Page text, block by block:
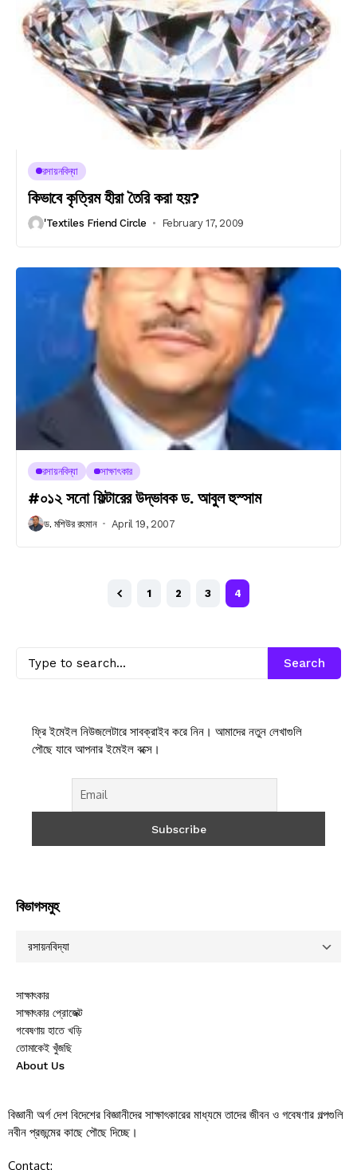
রসায়নবিদ্যা
কিভাবে কৃত্রিম হীরা তৈরি করা হয়?
'Textiles Friend Circle February 17, 2009
রসায়নবিদ্যা সাক্ষাৎকার
#০১২ সনো ফিল্টারের উদ্ভাবক ড. আবুল হুস্সাম
ড. মশিউর রহমান April 19, 2007
1 2 3 4
Search
ফ্রি ইমেইল নিউজলেটারে সাবক্রাইব করে নিন। আমাদের নতুন লেখাগুলি
পৌছে যাবে আপনার ইমেইল বক্সে।
বিভাগসমুহ
সাক্ষাৎকার
সাক্ষাৎকার প্রোজেক্ট
গবেষণায় হাতে খড়ি
তোমাকেই খুঁজছি
About Us
বিজ্ঞানী অর্গ দেশ বিদেশের বিজ্ঞানীদের সাক্ষাৎকারের মাধ্যমে তাদের জীবন ও গবেষণার গল্পগুলি
নবীন প্রজন্মের কাছে পৌছে দিচ্ছে।
Contact: